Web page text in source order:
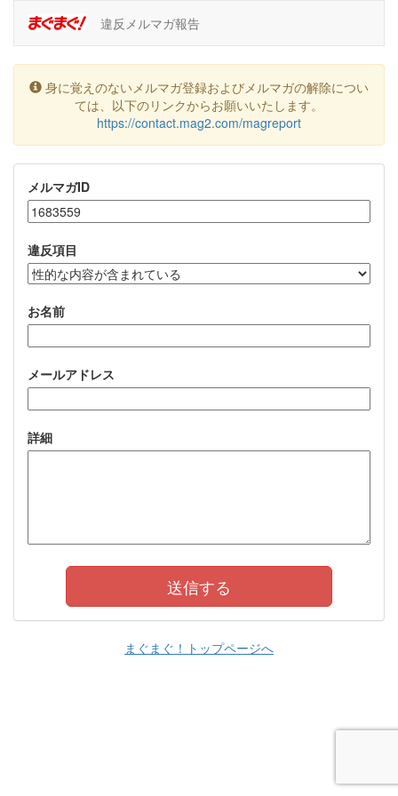
違反メルマガ報告
身に覚えのないメルマガ登録およびメルマガの解除につい
ては、以下のリンクからお願いいたします。
https://contact.mag2.com/magreport
メルマガID
違反項目
お名前
メールアドレス
詳細
まぐまぐ！トップページへ